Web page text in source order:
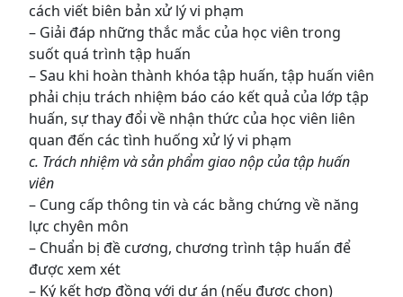
cách viết biên bản xử lý vi phạm
– Giải đáp những thắc mắc của học viên trong
suốt quá trình tập huấn
– Sau khi hoàn thành khóa tập huấn, tập huấn viên
phải chịu trách nhiệm báo cáo kết quả của lớp tập
huấn, sự thay đổi về nhận thức của học viên liên
quan đến các tình huống xử lý vi phạm
c. Trách nhiệm và sản phẩm giao nộp của tập huấn
viên
– Cung cấp thông tin và các bằng chứng về năng
lực chyên môn
– Chuẩn bị đề cương, chương trình tập huấn để
được xem xét
– Ký kết hợp đồng với dự án (nếu được chọn)